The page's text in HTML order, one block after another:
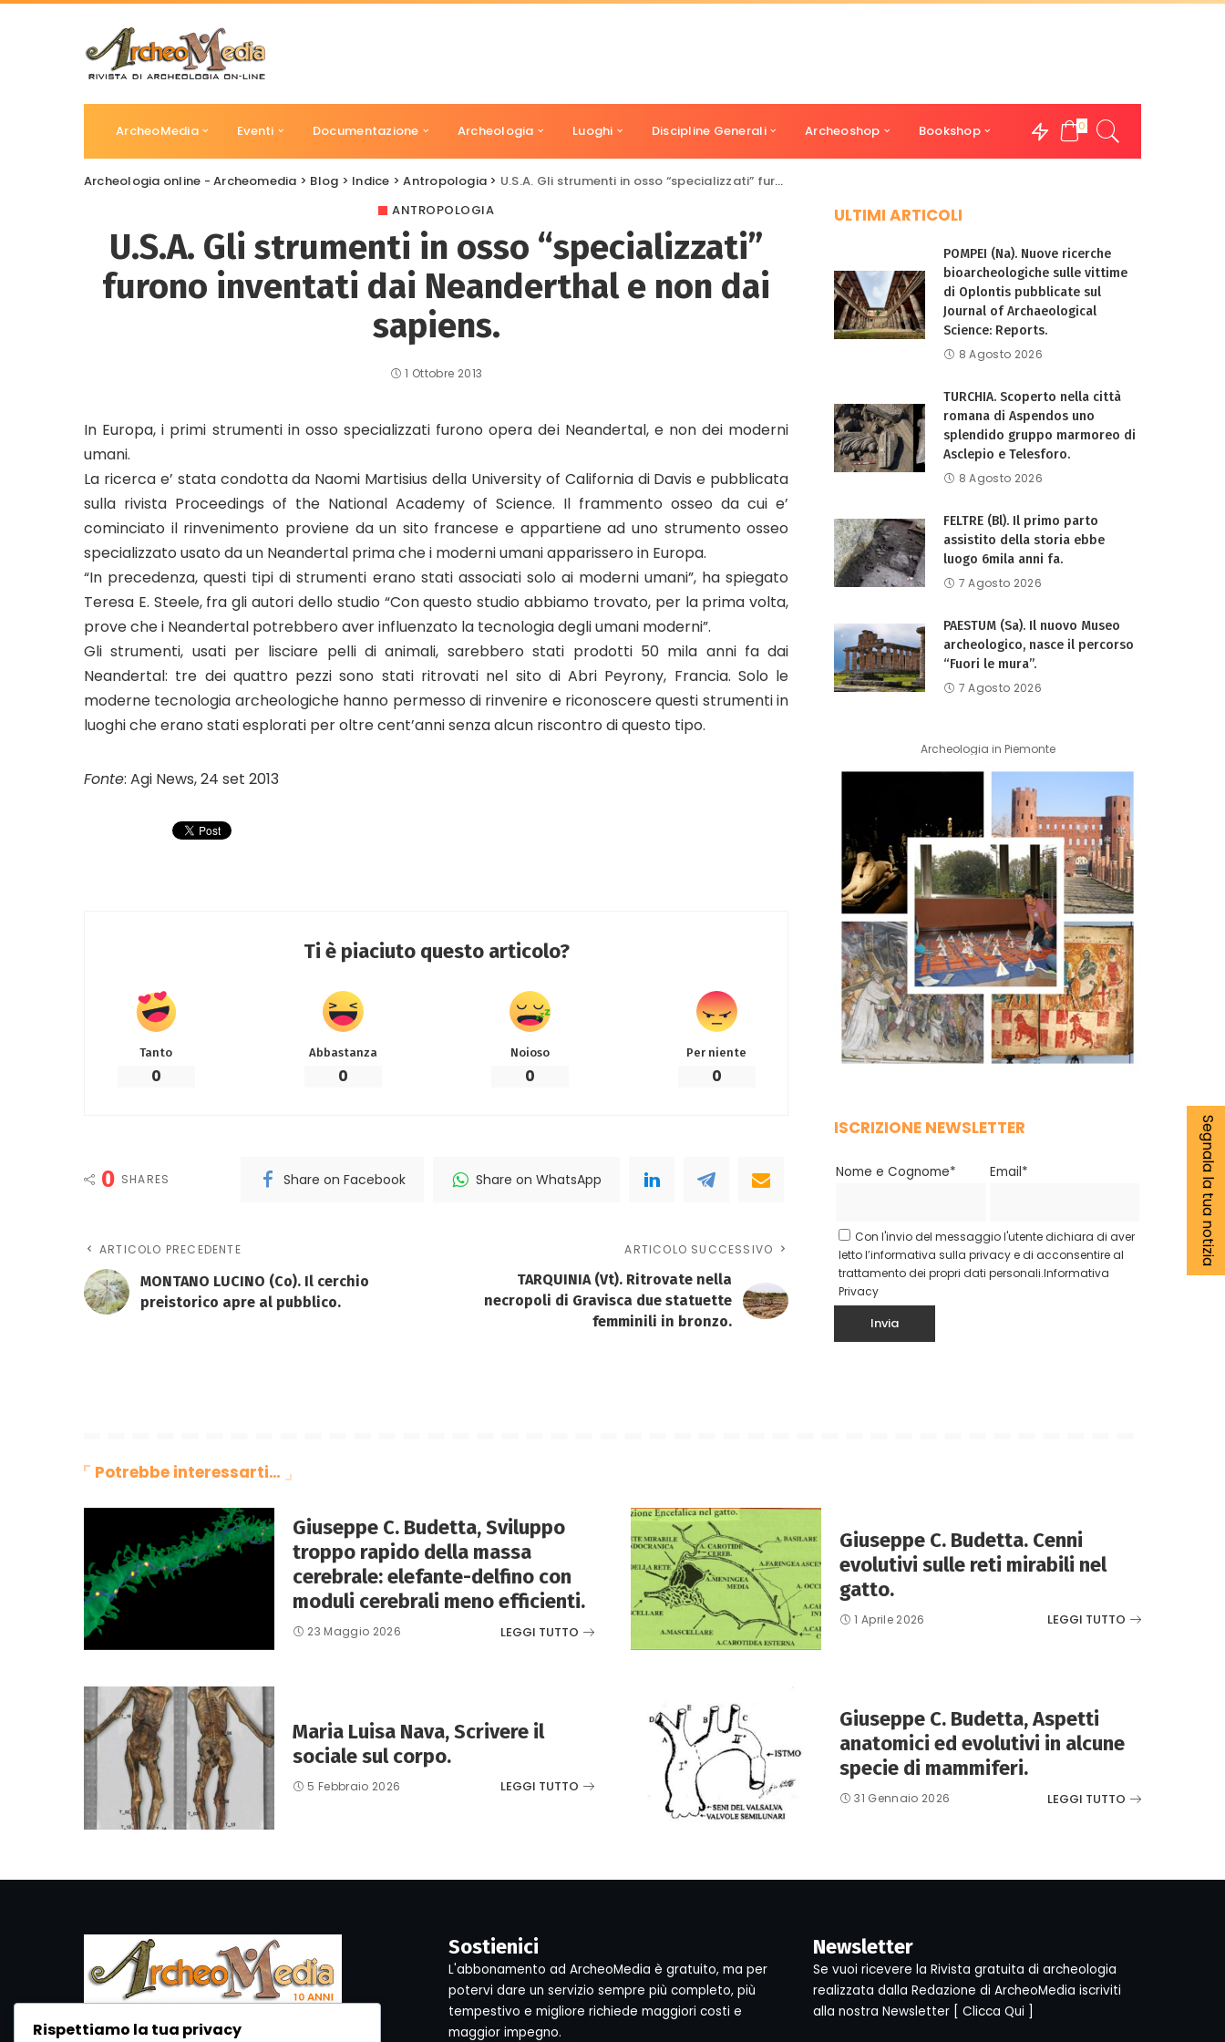
ArcheoMedia Eventi Documentazione Archeologia Luoghi Discipline Generali Archeoshop Bookshop 0
Archeologia online - Archeomedia > Blog > Indice >Antropologia > U.S.A. Gli strumenti in osso “specializzati” furono inventati dai Neanderthal e non dai sapiens.
ANTROPOLOGIA
U.S.A. Gli strumenti in osso “specializzati”
furono inventati dai Neanderthal e non dai
sapiens.
1 Ottobre 2013
In Europa, i primi strumenti in osso specializzati furono opera dei Neandertal, e non dei moderni
umani.
La ricerca e’ stata condotta da Naomi Martisius della University of California di Davis e pubblicata
sulla rivista Proceedings of the National Academy of Science. Il frammento osseo da cui e’
cominciato il rinvenimento proviene da un sito francese e appartiene ad uno strumento osseo
specializzato usato da un Neandertal prima che i moderni umani apparissero in Europa.
“In precedenza, questi tipi di strumenti erano stati associati solo ai moderni umani”, ha spiegato
Teresa E. Steele, fra gli autori dello studio “Con questo studio abbiamo trovato, per la prima volta,
prove che i Neandertal potrebbero aver influenzato la tecnologia degli umani moderni”.
Gli strumenti, usati per lisciare pelli di animali, sarebbero stati prodotti 50 mila anni fa dai
Neandertal: tre dei quattro pezzi sono stati ritrovati nel sito di Abri Peyrony, Francia. Solo le
moderne tecnologia archeologiche hanno permesso di rinvenire e riconoscere questi strumenti in
luoghi che erano stati esplorati per oltre cent’anni senza alcun riscontro di questo tipo.
Fonte: Agi News, 24 set 2013
Ti è piaciuto questo articolo?
Tanto
0
Abbastanza
0
Noioso
0
Per niente
0
0 SHARES Share on Facebook Share on WhatsApp
ARTICOLO PRECEDENTE
MONTANO LUCINO (Co). Il cerchio
preistorico apre al pubblico.
ARTICOLO SUCCESSIVO
TARQUINIA (Vt). Ritrovate nella
necropoli di Gravisca due statuette
femminili in bronzo.
ULTIMI ARTICOLI
POMPEI (Na). Nuove ricerche
bioarcheologiche sulle vittime
di Oplontis pubblicate sul
Journal of Archaeological
Science: Reports.
8 Agosto 2026
TURCHIA. Scoperto nella città
romana di Aspendos uno
splendido gruppo marmoreo di
Asclepio e Telesforo.
8 Agosto 2026
FELTRE (Bl). Il primo parto
assistito della storia ebbe
luogo 6mila anni fa.
7 Agosto 2026
PAESTUM (Sa). Il nuovo Museo
archeologico, nasce il percorso
“Fuori le mura”.
7 Agosto 2026
Archeologia in Piemonte
ISCRIZIONE NEWSLETTER
Nome e Cognome* Email*
Con l'invio del messaggio l'utente dichiara di aver
letto l’informativa sulla privacy e di acconsentire al
trattamento dei propri dati personali.Informativa
Privacy
Potrebbe interessarti…
Giuseppe C. Budetta, Sviluppo
troppo rapido della massa
cerebrale: elefante-delfino con
moduli cerebrali meno efficienti.
23 Maggio 2026 LEGGI TUTTO
Giuseppe C. Budetta. Cenni
evolutivi sulle reti mirabili nel
gatto.
1 Aprile 2026 LEGGI TUTTO
Maria Luisa Nava, Scrivere il
sociale sul corpo.
5 Febbraio 2026 LEGGI TUTTO
Giuseppe C. Budetta, Aspetti
anatomici ed evolutivi in alcune
specie di mammiferi.
31 Gennaio 2026 LEGGI TUTTO
Segnala la tua notizia
Sostienici
L'abbonamento ad ArcheoMedia è gratuito, ma per
potervi dare un servizio sempre più completo, più
tempestivo e migliore richiede maggiori costi e
maggior impegno.
Newsletter
Se vuoi ricevere la Rivista gratuita di archeologia
realizzata dalla Redazione di ArcheoMedia iscriviti
alla nostra Newsletter [ Clicca Qui ]
Rispettiamo la tua privacy